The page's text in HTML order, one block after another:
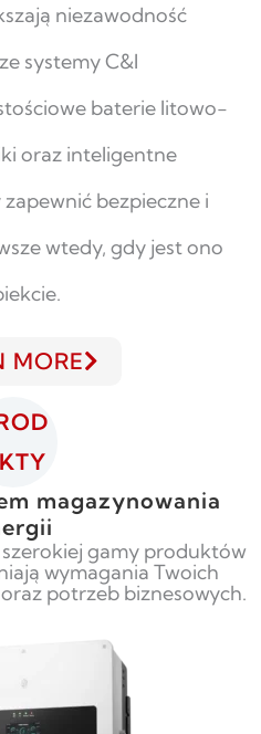
niezawodność
systemy C&I
baterie litowo-
oraz inteligentne
bezpieczne i
wtedy, gdy jest ono
MORE
magazynowania
gamy produktów
wymagania Twoich
potrzeb biznesowych.